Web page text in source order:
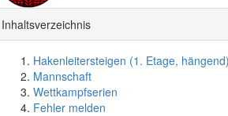
Inhaltsverzeichnis
Hakenleitersteigen (1. Etage,
Mannschaft
Wettkampfserien
Fehler melden